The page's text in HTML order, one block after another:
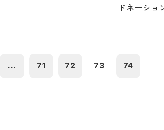
ドネーショ
... 71 72 73 74